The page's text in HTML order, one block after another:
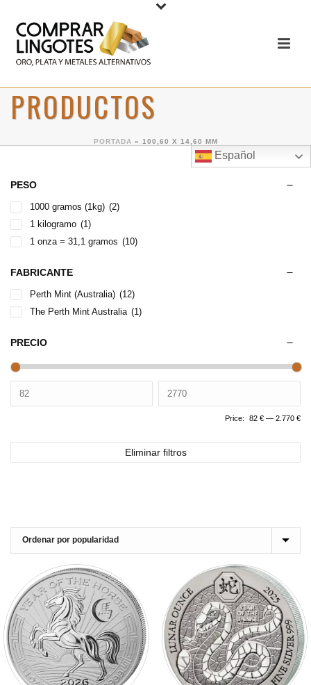
PRODUCTOS
PORTADA » 100,60 X 14,60 MM
Español
PESO
1000 gramos (1kg) (2)
1 kilogramo (1)
1 onza = 31,1 gramos (10)
FABRICANTE
Perth Mint (Australia) (12)
The Perth Mint Australia (1)
PRECIO
Price: 82 € — 2.770 €
Eliminar filtros